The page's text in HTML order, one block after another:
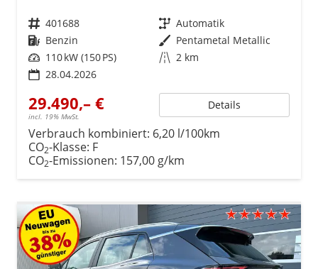
Fahrzeugnr. 401688 Getriebe Automatik
Kraftstoff Benzin Außenfarbe Pentametal Metallic
Leistung 110 kW (150 PS) Kilometerstand 2 km
28.04.2026
29.490,– €
incl. 19% MwSt.
Details
Verbrauch kombiniert: 6,20 l/100km
CO2-Klasse: F
CO2-Emissionen: 157,00 g/km